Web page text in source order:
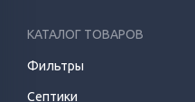
КАТАЛОГ ТОВАРОВ
Фильтры
Септики